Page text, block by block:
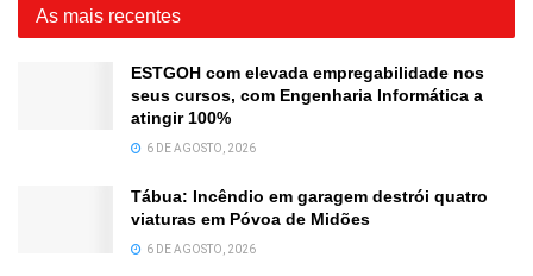
As mais recentes
ESTGOH com elevada empregabilidade nos
seus cursos, com Engenharia Informática a
atingir 100%
6 DE AGOSTO, 2026
Tábua: Incêndio em garagem destrói quatro
viaturas em Póvoa de Midões
6 DE AGOSTO, 2026